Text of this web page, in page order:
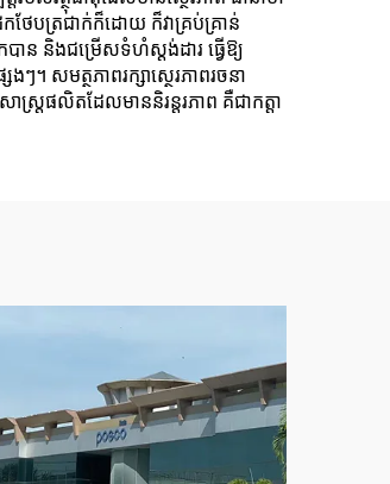
ថែបត្រជាក់ក៏ដោយ ក៏វាគ្រប់គ្រាន់
បាន និងជម្រើសទំហំស្តង់ដារ ធ្វើឱ្យ
។ សមត្ថភាពរក្សាស្ថេរភាពរចនា
ត្រផលិតដែលមាននិរន្តរភាព គឺជាកត្តា